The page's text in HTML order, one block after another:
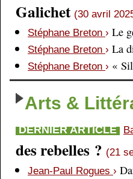
Galichet (30 avril
Stéphane Breton › Le
Stéphane Breton › La
Stéphane Breton › «
Arts &
DERNIER ARTICLE
des rebelles ? (21
Jean-Paul Rogues ›